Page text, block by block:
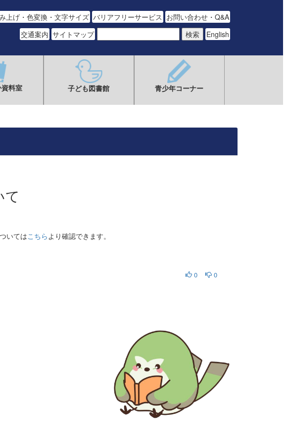
上げ・色変換・文字サイズ バリアフリーサービス お問い合わせ・Q&A
交通案内 サイトマップ English
料室 子ども図書館 青少年コーナー
て
いてはこちら より確認できます。
0 0